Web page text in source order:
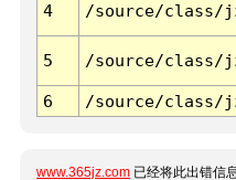
4 /source/class/
5 /source/class/
6 /source/class/
www.365jz.com 已经将此出错信